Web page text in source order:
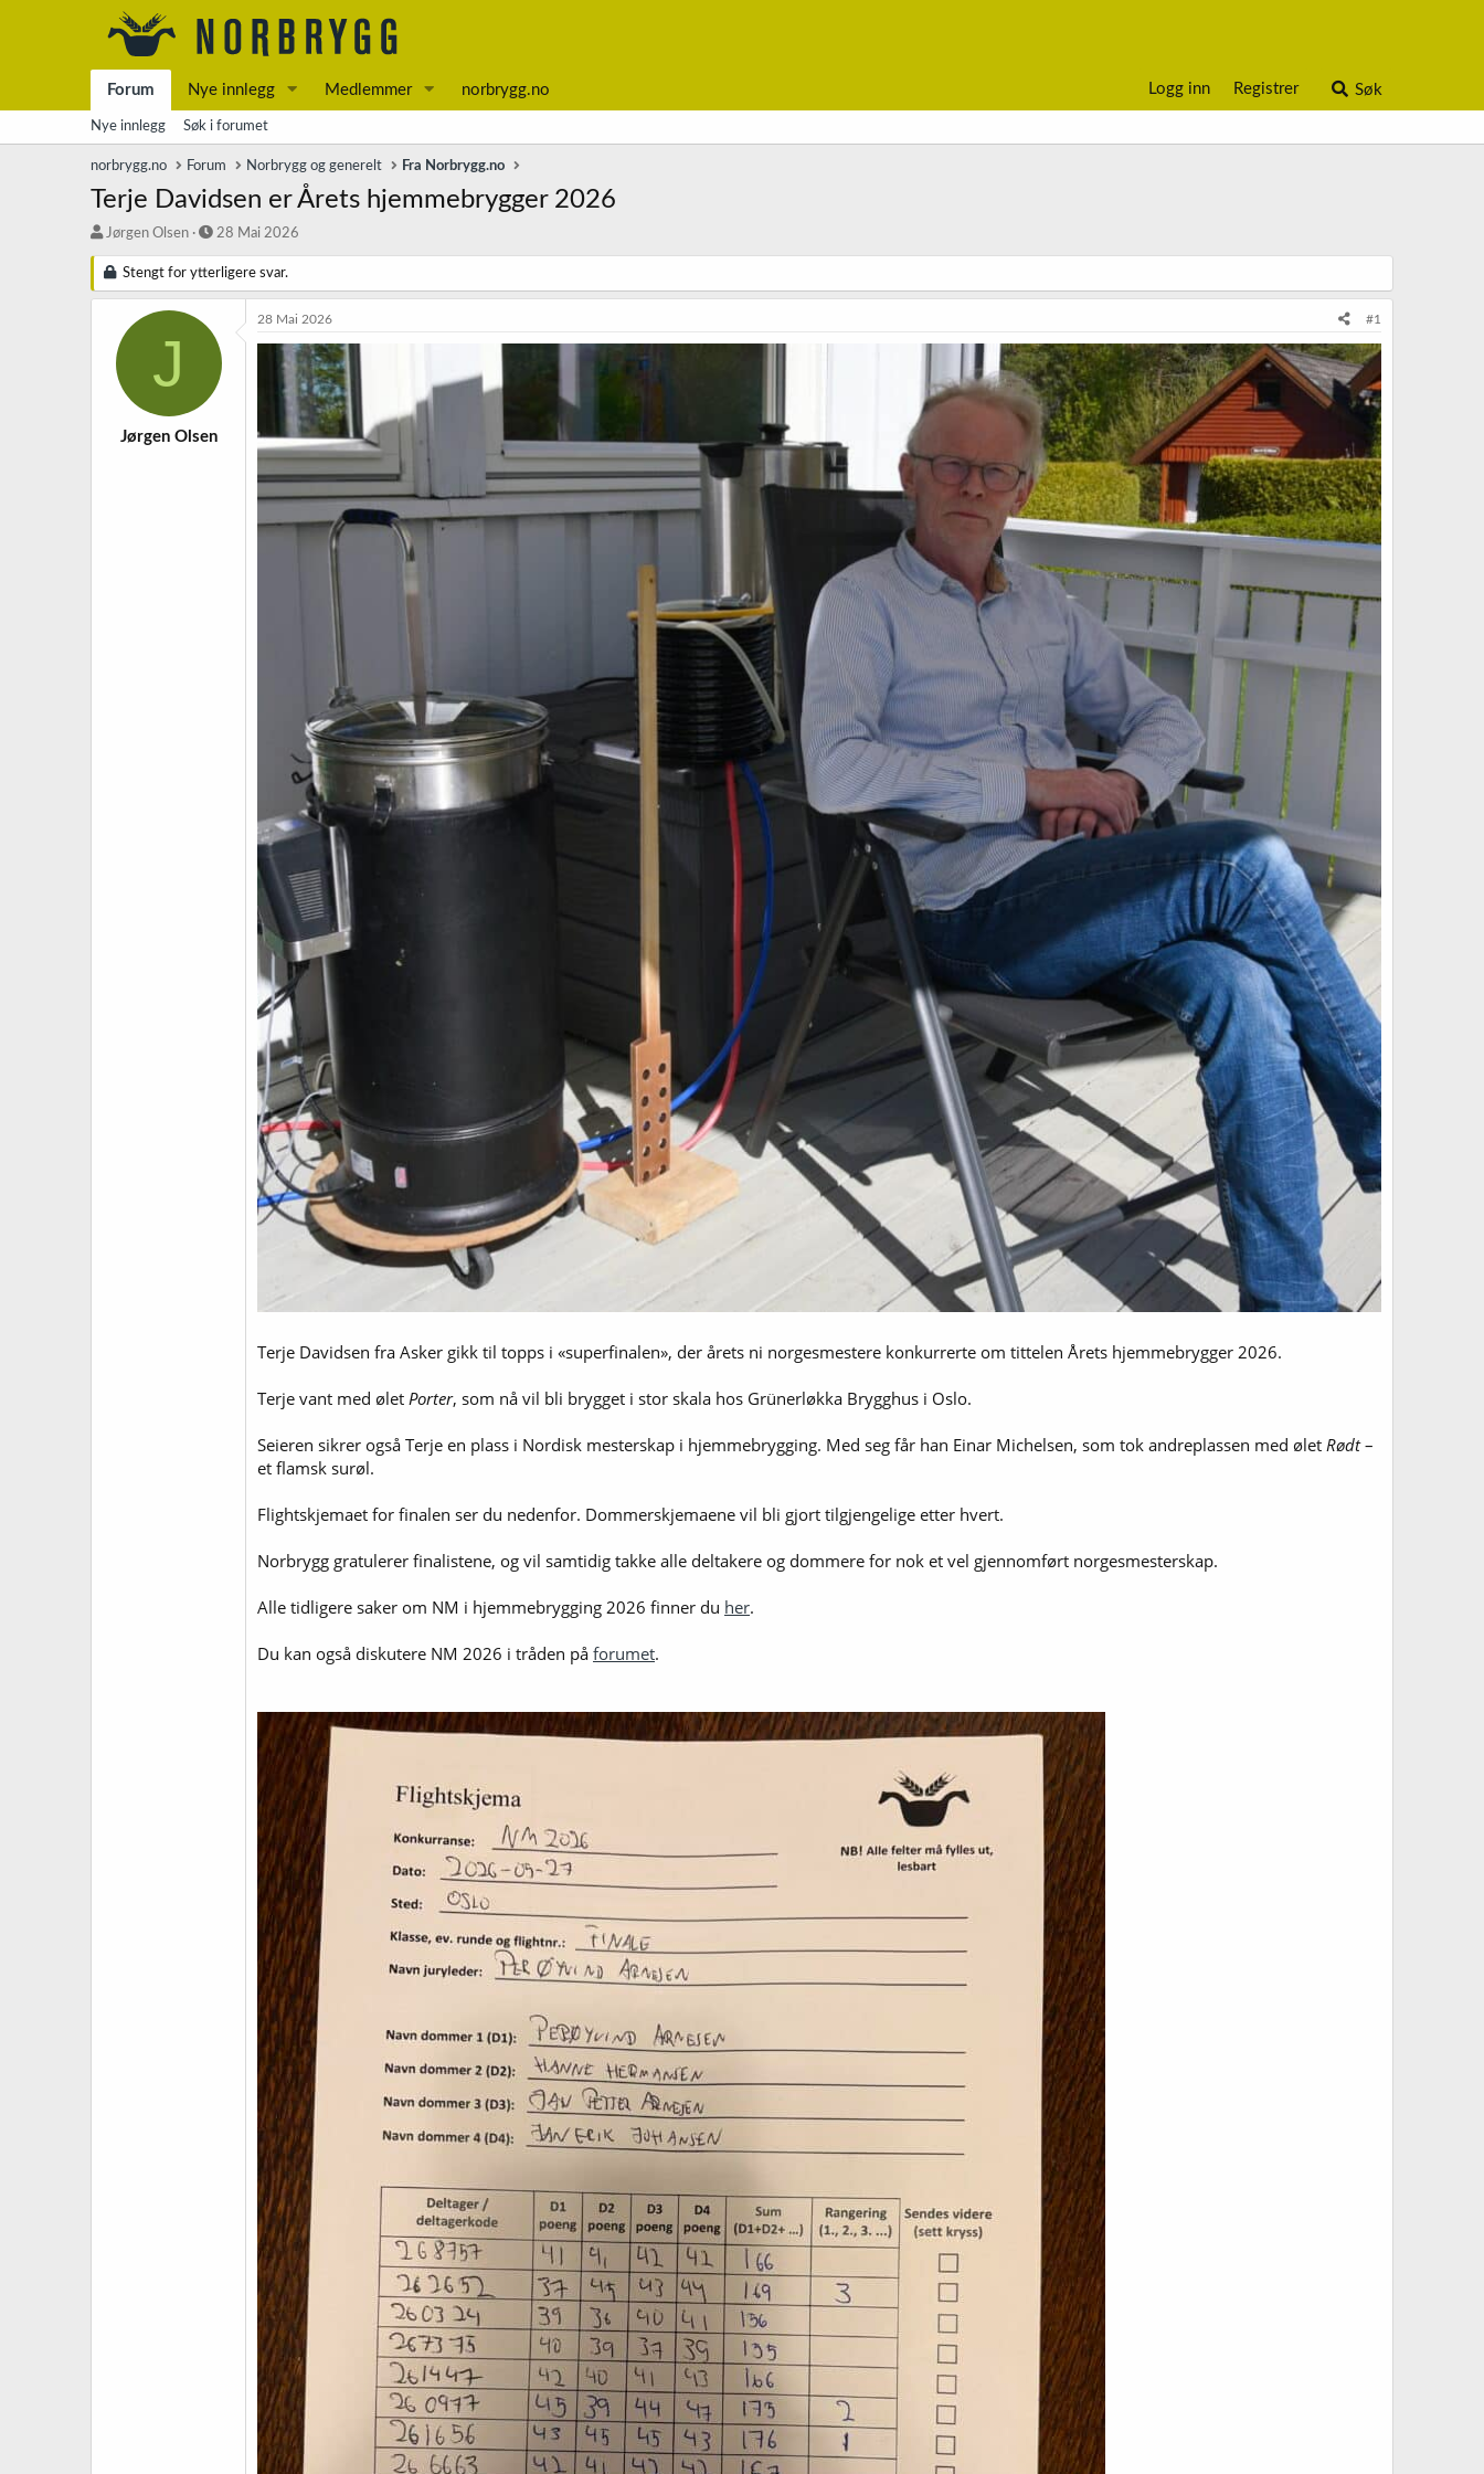
Forum Nye innlegg Medlemmer norbrygg.no Logg inn Registrer Søk
Nye innlegg Søk i forumet
norbrygg.no Forum Norbrygg og generelt Fra Norbrygg.no
Terje Davidsen er Årets hjemmebrygger 2026
T
å
d
Jørgen Olsen
S
a
r
a
t
o
28 Mai 2026
Stengt for ytterligere svar.
J
Jørgen Olsen
28 Mai 2026 #1
Terje Davidsen fra Asker gikk til topps i «superfinalen», der årets ni norgesmestere konkurrerte om tittelen Årets hjemmebrygger 2026.
Terje vant med ølet Porter, som nå vil bli brygget i stor skala hos Grünerløkka Brygghus i Oslo.
Seieren sikrer også Terje en plass i Nordisk mesterskap i hjemmebrygging. Med seg får han Einar Michelsen, som tok andreplassen med ølet Rødt–
et flamsk surøl.
Flightskjemaet for finalen ser du nedenfor. Dommerskjemaene vil bli gjort tilgjengelige etter hvert.
Norbrygg gratulerer finalistene, og vil samtidig takke alle deltakere og dommere for nok et vel gjennomført norgesmesterskap.
Alle tidligere saker om NM i hjemmebrygging 2026 finner du her.
Du kan også diskutere NM 2026 i tråden på forumet.